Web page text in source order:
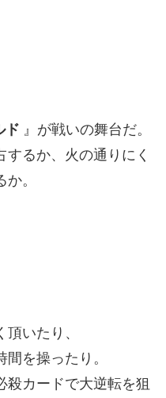
ド 』が戦いの舞台だ。
るか、火の通りにく
。
いたり、
を操ったり。
殺カードで大逆転を狙